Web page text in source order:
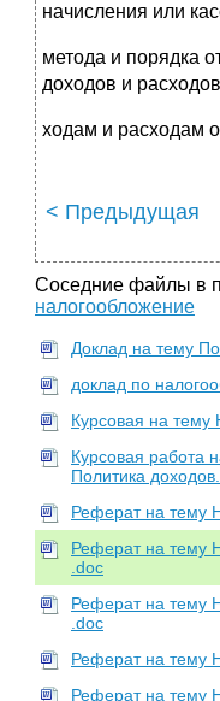
начисления или
метода и порядка
доходов и
ходам и расходам
< Предыдущая
Соседние файлы в
налогообложение
Доклад на тему
доклад по
Курсовая на тему
Курсовая работа
Политика
Реферат на тему
Реферат на тему
.doc
Реферат на тему
.doc
Реферат на тему
Реферат на тему